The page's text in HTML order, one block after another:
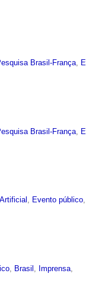
Brasil-França
Brasil-França
, Evento público,
Brasil Imprensa